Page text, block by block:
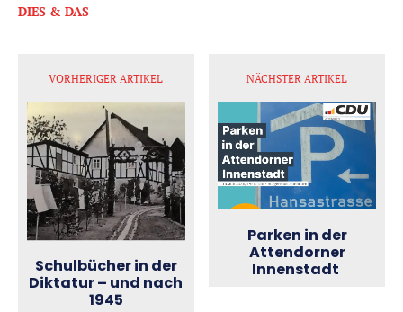
DIES & DAS
VORHERIGER ARTIKEL
Schulbücher in der
Diktatur – und nach
1945
NÄCHSTER ARTIKEL
Parken in der
Attendorner
Innenstadt